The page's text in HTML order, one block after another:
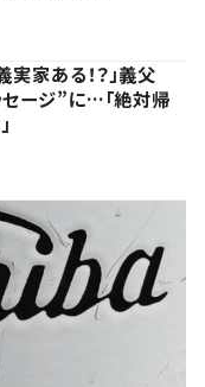
実家ある！？」義父
ージ”に…「絶対帰